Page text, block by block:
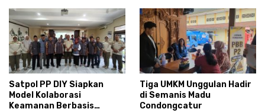
Satpol PP DIY Siapkan
Model Kolaborasi
Keamanan Berbasis
Tiga UMKM Unggulan Hadir
di Semanis Madu
Condongcatur